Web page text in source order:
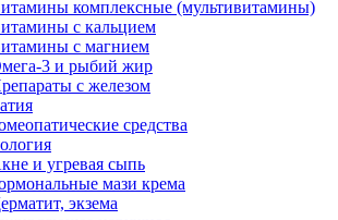
комплексные (мультивитамины)
с кальцием
с магнием
3 и рыбий жир
с железом
средства
и угревая сыпь
мази крема
экзема